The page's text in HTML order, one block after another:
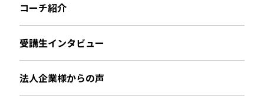
コーチ紹介
受講生インタビュー
法人企業様からの声